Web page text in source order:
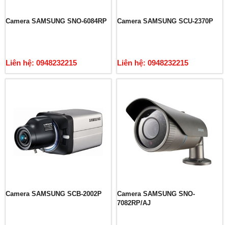
Camera SAMSUNG SNO-6084RP
Liên hệ: 0948232215
Camera SAMSUNG SCU-2370P
Liên hệ: 0948232215
Camera SAMSUNG SCB-2002P
Camera SAMSUNG SNO-
7082RP/AJ